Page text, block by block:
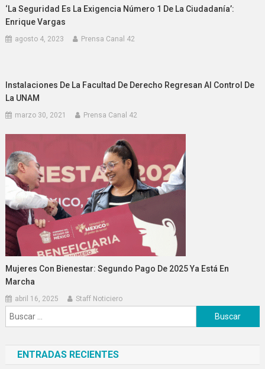
‘La Seguridad Es La Exigencia Número 1 De La Ciudadanía’:
Enrique Vargas
agosto 4, 2023 Prensa Canal 42
Instalaciones De La Facultad De Derecho Regresan Al Control De
La UNAM
marzo 30, 2021 Prensa Canal 42
Mujeres Con Bienestar: Segundo Pago De 2025 Ya Está En
Marcha
abril 16, 2025 Staff Noticiero
Buscar:
ENTRADAS RECIENTES